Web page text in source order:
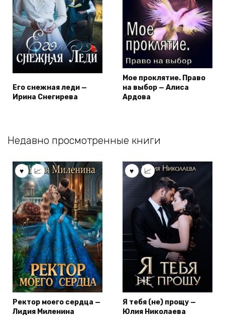
Его снежная леди —
Ирина Снегирева
Мое проклятие. Право
на выбор — Алиса
Ардова
Недавно просмотренные книги
Ректор моего сердца —
Лидия Миленина
Я тебя (не) прощу —
Юлия Николаева